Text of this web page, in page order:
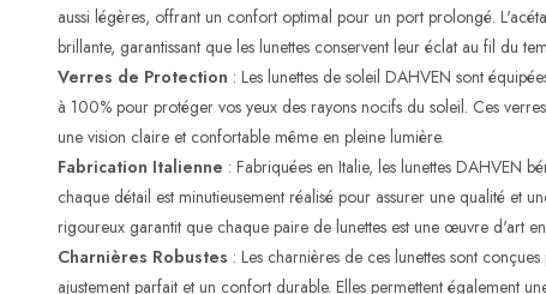
aussi légères, offrant un confort optimal pour un port prolongé.
brillante, garantissant que les lunettes conservent leur éclat au fil du
Verres de Protection : Les lunettes de soleil DAHVEN sont
à 100% pour protéger vos yeux des rayons nocifs du soleil. Ces
une vision claire et confortable même en pleine lumière.
Fabrication Italienne : Fabriquées en Italie, les lunettes DAHVEN
chaque détail est minutieusement réalisé pour assurer une qualité et
rigoureux garantit que chaque paire de lunettes est une œuvre d'art
Charnières Robustes : Les charnières de ces lunettes sont
ajustement parfait et un confort durable. Elles permettent également